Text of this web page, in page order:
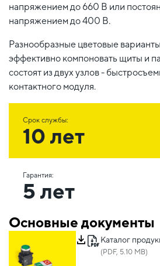
напряжением до 660 В или
напряжением до 400 В.
Разнообразные цветовые
эффективно компоновать щиты и
состоят из двух узлов -
контактного модуля.
Срок службы:
10 лет
Гарантия:
5 лет
Основные документы
Каталог
(PDF, 5.10 MB)